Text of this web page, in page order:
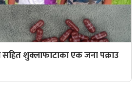
शुक्लाफाटाका एक जना पक्राउ